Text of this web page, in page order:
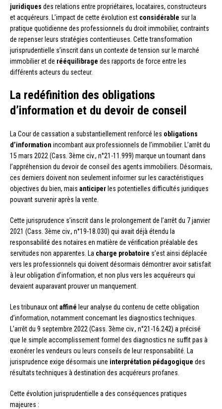
juridiques des relations entre propriétaires, locataires, constructeurs
et acquéreurs. L’impact de cette évolution est considérable sur la
pratique quotidienne des professionnels du droit immobilier, contraints
de repenser leurs stratégies contentieuses. Cette transformation
jurisprudentielle s’inscrit dans un contexte de tension sur le marché
immobilier et de rééquilibrage des rapports de force entre les
différents acteurs du secteur.
La redéfinition des obligations
d’information et du devoir de conseil
La Cour de cassation a substantiellement renforcé les obligations
d’information incombant aux professionnels de l’immobilier. L’arrêt du
15 mars 2022 (Cass. 3ème civ., n°21-11.999) marque un tournant dans
l’appréhension du devoir de conseil des agents immobiliers. Désormais,
ces derniers doivent non seulement informer sur les caractéristiques
objectives du bien, mais anticiperles potentielles difficultés juridiques
pouvant survenir après la vente.
Cette jurisprudence s’inscrit dans le prolongement de l’arrêt du 7 janvier
2021 (Cass. 3ème civ., n°19-18.030) qui avait déjà étendu la
responsabilité des notaires en matière de vérification préalable des
servitudes non apparentes. La charge probatoire s’est ainsi déplacée
vers les professionnels qui doivent désormais démontrer avoir satisfait
à leur obligation d’information, et non plus vers les acquéreurs qui
devaient auparavant prouver un manquement.
Les tribunaux ontaffiné leur analyse du contenu de cette obligation
d’information, notamment concernant les diagnostics techniques.
L’arrêt du 9 septembre 2022 (Cass. 3ème civ., n°21-16.242) a précisé
que le simple accomplissement formel des diagnostics ne suffit pas à
exonérer les vendeurs ou leurs conseils de leur responsabilité. La
jurisprudence exige désormais une interprétation pédagogique des
résultats techniques à destination des acquéreurs profanes.
Cette évolution jurisprudentielle a des conséquences pratiques
majeures :